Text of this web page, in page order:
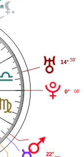
0° 06'
14° 59'
22°